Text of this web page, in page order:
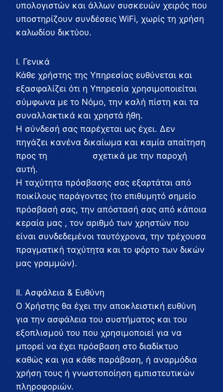
υπολογιστών και άλλων συσκευών χειρός που
υποστηρίζουν συνδέσεις WiFi, χωρίς τη χρήση
καλωδίου δικτύου.
Ι. Γενικά
Κάθε χρήστης της Υπηρεσίας ευθύνεται και
εξασφαλίζει ότι η Υπηρεσία χρησιμοποιείται
σύμφωνα με το Νόμο, την καλή πίστη και τα
συναλλακτικά και χρηστά ήθη.
Η σύνδεσή σας παρέχεται ως έχει. Δεν
πηγάζει κανένα δικαίωμα και καμία απαίτηση
προς τη
σχετικά με την παροχή
αυτή.
Η ταχύτητα πρόσβασης σας εξαρτάται από
ποικίλους παράγοντες (το επιθυμητό σημείο
πρόσβασή σας, την απόστασή σας από κάποια
κεραία μας , τον αριθμό των χρηστών που
είναι συνδεδεμένοι ταυτόχρονα, την τρέχουσα
πραγματική ταχύτητα και το φόρτο των δικών
μας γραμμών).
ΙΙ. Ασφάλεια & Ευθύνη
Ο Χρήστης θα έχει την αποκλειστική ευθύνη
για την ασφάλεια του συστήματος και του
εξοπλισμού του που χρησιμοποιεί για να
μπορεί να έχει πρόσβαση στο διαδίκτυο
καθώς και για κάθε παράβαση, ή αναρμόδια
χρήση τους ή γνωστοποίηση εμπιστευτικών
πληροφοριών.